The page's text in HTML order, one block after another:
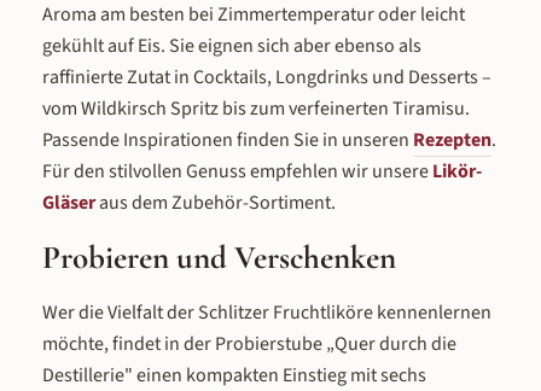
Aroma am besten bei Zimmertemperatur oder leicht
gekühlt auf Eis. Sie eignen sich aber ebenso als
raffinierte Zutat in Cocktails, Longdrinks und Desserts –
vom Wildkirsch Spritz bis zum verfeinerten Tiramisu.
Passende Inspirationen finden Sie in unseren Rezepten.
Für den stilvollen Genuss empfehlen wir unsereLikör-
Gläseraus dem Zubehör-Sortiment.
Probieren und Verschenken
Wer die Vielfalt der Schlitzer Fruchtliköre kennenlernen
möchte, findet in der Probierstube „Quer durch die
Destillerie" einen kompakten Einstieg mit sechs